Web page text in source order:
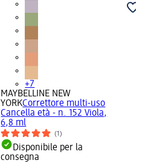
+7
MAYBELLINE NEW
YORKCorrettore multi-uso
Cancella età - n. 152 Viola,
6,8 ml
(1)
Disponibile per la
consegna